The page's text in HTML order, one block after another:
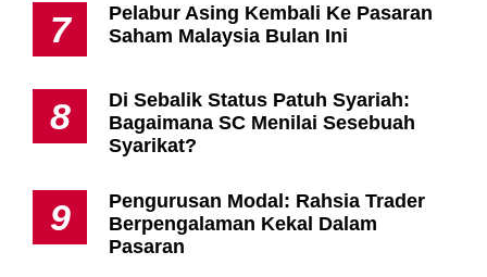
7
Pelabur Asing Kembali Ke Pasaran
Saham Malaysia Bulan Ini
8
Di Sebalik Status Patuh Syariah:
Bagaimana SC Menilai Sesebuah
Syarikat?
9
Pengurusan Modal: Rahsia Trader
Berpengalaman Kekal Dalam
Pasaran